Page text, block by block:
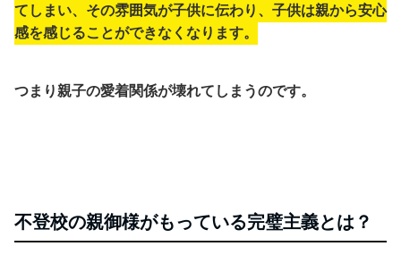
てしまい、その雰囲気が子供に伝わり、子供は親から安心
感を感じることができなくなります。
つまり親子の愛着関係が壊れてしまうのです。
不登校の親御様がもっている完璧主義とは？